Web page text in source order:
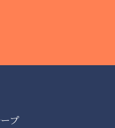
プ